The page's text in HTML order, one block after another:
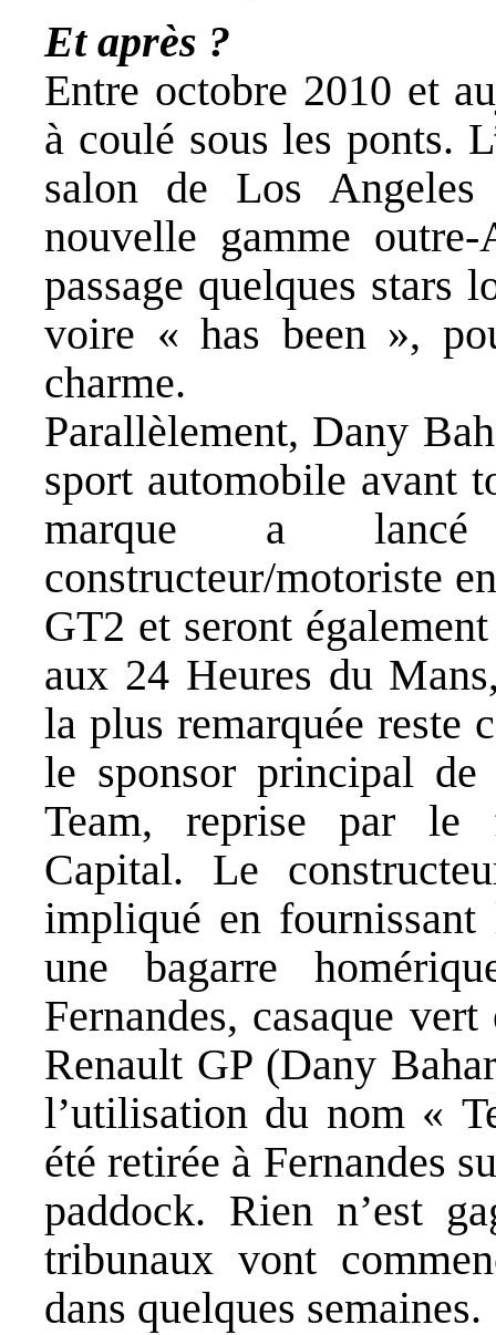
Et après ?
Entre octobre 2010 et
à coulé sous les ponts.
salon de Los
nouvelle gamme
passage quelques stars
voire « has been »,
charme.
Parallèlement, Dany
sport automobile avant
marque a
constructeur/motoriste
GT2 et seront
aux 24 Heures du
la plus remarquée reste
le sponsor principal de
Team, reprise par le
Capital. Le
impliqué en fournissant
une bagarre
Fernandes, casaque
Renault GP (Dany
l’utilisation du nom «
été retirée à Fernandes
paddock. Rien n’est
tribunaux vont
dans quelques semaines.